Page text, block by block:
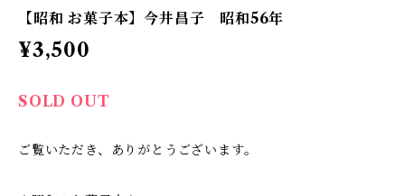
【昭和 お菓子本】今井昌子 昭和56年
¥3,500
SOLD OUT
ご覧いただき、ありがとうございます。